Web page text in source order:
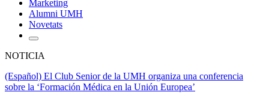
Marketing
Alumni UMH
Novetats
NOTICIA
(Español) El Club Senior de la UMH organiza una conferencia
sobre la ‘Formación Médica en la Unión Europea’